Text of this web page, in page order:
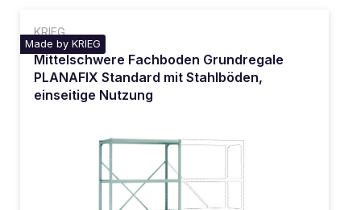
KRIEG
Made by KRIEG
Mittelschwere Fachboden Grundregale
PLANAFIX Standard mit Stahlböden,
einseitige Nutzung